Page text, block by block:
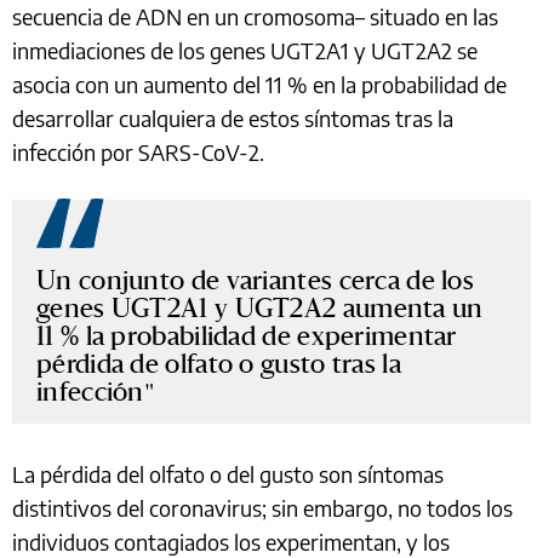
secuencia de ADN en un cromosoma– situado en las
inmediaciones de los genes UGT2A1 y UGT2A2 se
asocia con un aumento del 11 % en la probabilidad de
desarrollar cualquiera de estos síntomas tras la
infección por SARS-CoV-2.
Un conjunto de variantes cerca de los
genes UGT2A1 y UGT2A2 aumenta un
11 % la probabilidad de experimentar
pérdida de olfato o gusto tras la
infección
La pérdida del olfato o del gusto son síntomas
distintivos del coronavirus; sin embargo, no todos los
individuos contagiados los experimentan, y los